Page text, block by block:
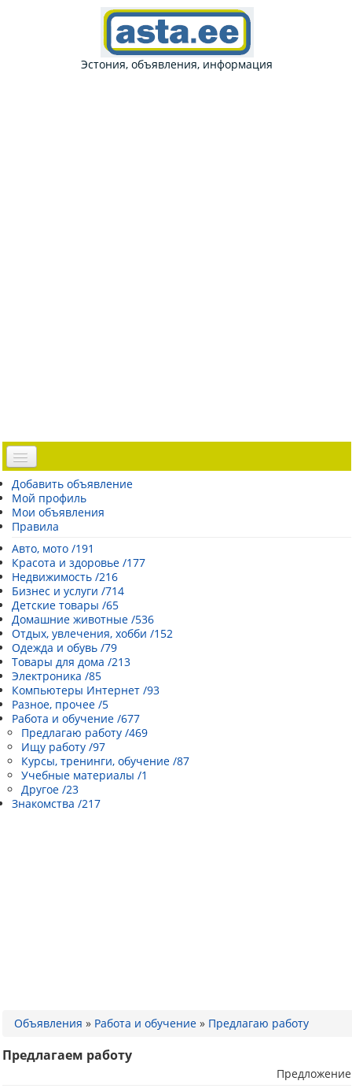
Эстония, объявления, информация
Доска объявлений
Погода Эстонии
Открытки
Каталог сайтов
| Регистрация |
Добавить объявление
Мой профиль
Мои объявления
Правила
Авто, мото /191
Красота и здоровье /177
Недвижимость /216
Бизнес и услуги /714
Детские товары /65
Домашние животные /536
Отдых, увлечения, хобби /152
Одежда и обувь /79
Товары для дома /213
Электроника /85
Компьютеры Интернет /93
Разное, прочее /5
Работа и обучение /677
Предлагаю работу /469
Ищу работу /97
Курсы, тренинги, обучение /87
Учебные материалы /1
Другое /23
Знакомства /217
Объявления » Работа и обучение » Предлагаю работу
Предлагаем работу
Предложение